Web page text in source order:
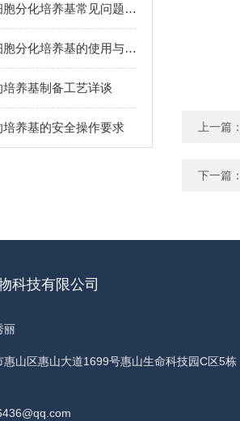
神经前体细胞分化培养基常见问题与解决方法
神经前体细胞分化培养基的使用与保存要求
培养基制备工艺详谈
培养基的安全操作要求 上一篇
下一篇
科技有限公司
丽
惠山区惠山大道1699号惠山生命科技园C区5栋